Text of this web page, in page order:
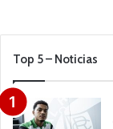
Top 5 – Noticias